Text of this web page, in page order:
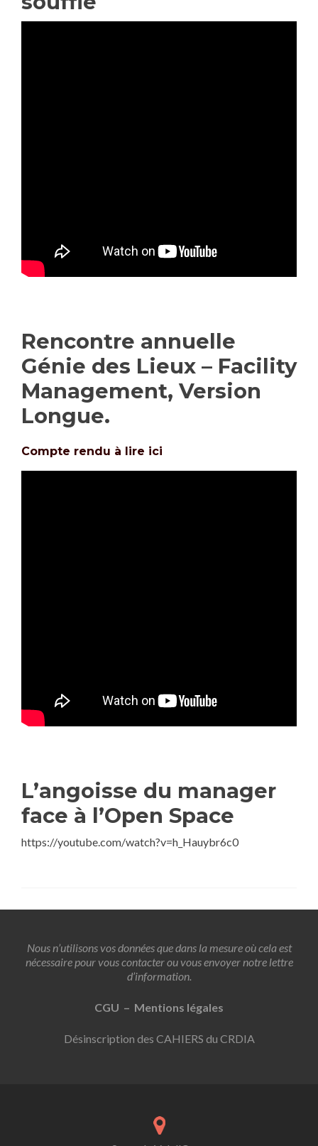
Rencontre annuelle
Génie des Lieux – Facility
Management, Version
Longue.
Compte rendu à lire ici
L’angoisse du manager
face à l’Open Space
https://youtube.com/watch?v=h_Hauybr6c0
Nous n’utilisons vos données que dans la mesure où cela est
nécessaire pour vous contacter ou vous envoyer notre lettre
d’information.
CGU – Mentions légales
Désinscription des CAHIERS du CRDIA